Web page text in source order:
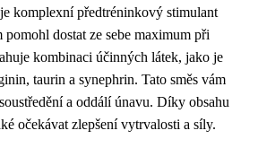
komplexní předtréninkový stimulant
dostat ze sebe maximum při
kombinaci účinných látek, jako je
taurin a synephrin. Tato směs vám
a oddálí únavu. Díky obsahu
očekávat zlepšení vytrvalosti a síly.